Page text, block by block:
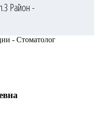
Район -
- Стоматолог